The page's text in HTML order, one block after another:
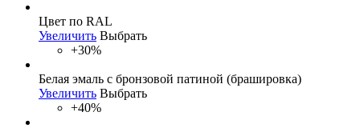
Цвет по RAL
Увеличить Выбрать
+30%
Белая эмаль с бронзовой патиной (брашировка)
Увеличить Выбрать
+40%